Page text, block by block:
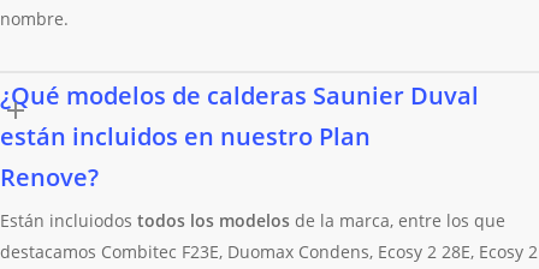
nombre.
¿Qué modelos de calderas Saunier Duval
están incluidos en nuestro Plan
Renove?
Están incluiodostodos los modelos de la marca, entre los que
destacamos Combitec F23E, Duomax Condens, Ecosy 2 28E, Ecosy 2